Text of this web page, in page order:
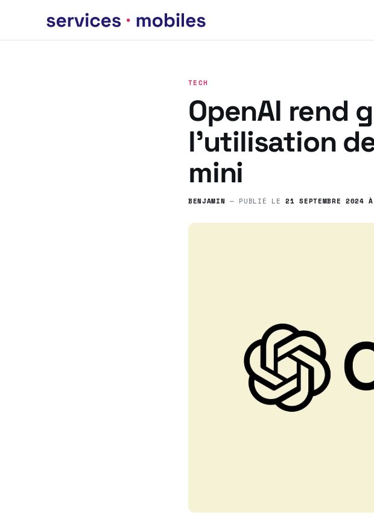
TECH
OpenAI rend
l’utilisation
mini
BENJAMIN — PUBLIÉ LE21 SEPTEMBRE 2024